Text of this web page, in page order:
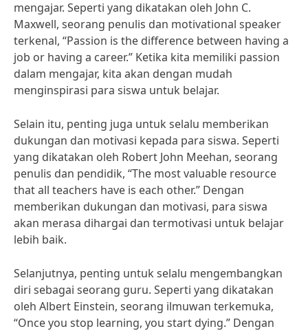
mengajar. Seperti yang dikatakan oleh John C.
Maxwell, seorang penulis dan motivational speaker
terkenal, “Passion is the difference between having a
job or having a career.” Ketika kita memiliki passion
dalam mengajar, kita akan dengan mudah
menginspirasi para siswa untuk belajar.
Selain itu, penting juga untuk selalu memberikan
dukungan dan motivasi kepada para siswa. Seperti
yang dikatakan oleh Robert John Meehan, seorang
penulis dan pendidik, “The most valuable resource
that all teachers have is each other.” Dengan
memberikan dukungan dan motivasi, para siswa
akan merasa dihargai dan termotivasi untuk belajar
lebih baik.
Selanjutnya, penting untuk selalu mengembangkan
diri sebagai seorang guru. Seperti yang dikatakan
oleh Albert Einstein, seorang ilmuwan terkemuka,
“Once you stop learning, you start dying.” Dengan